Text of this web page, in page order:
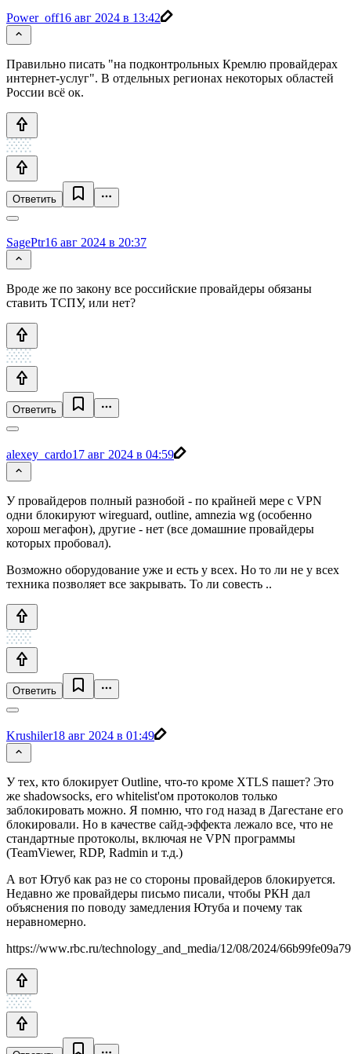
Power_off16 авг 2024 в 13:42
Правильно писать "на подконтрольных Кремлю провайдерах
интернет-услуг". В отдельных регионах некоторых областей
России всё ок.
Ответить
SagePtr16 авг 2024 в 20:37
Вроде же по закону все российские провайдеры обязаны
ставить ТСПУ, или нет?
Ответить
alexey_cardo17 авг 2024 в 04:59
У провайдеров полный разнобой - по крайней мере с VPN
одни блокируют wireguard, outline, amnezia wg (особенно
хорош мегафон), другие - нет (все домашние провайдеры
которых пробовал).
Возможно оборудование уже и есть у всех. Но то ли не у всех
техника позволяет все закрывать. То ли совесть ..
Ответить
Krushiler18 авг 2024 в 01:49
У тех, кто блокирует Outline, что-то кроме XTLS пашет? Это
же shadowsocks, его whitelist'ом протоколов только
заблокировать можно. Я помню, что год назад в Дагестане его
блокировали. Но в качестве сайд-эффекта лежало все, что не
стандартные протоколы, включая не VPN программы
(TeamViewer, RDP, Radmin и т.д.)
А вот Ютуб как раз не со стороны провайдеров блокируется.
Недавно же провайдеры письмо писали, чтобы РКН дал
объяснения по поводу замедления Ютуба и почему так
неравномерно.
https://www.rbc.ru/technology_and_media/12/08/2024/